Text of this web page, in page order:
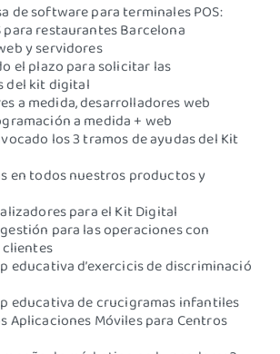
de software para terminales POS:
para restaurantes Barcelona
y servidores
el plazo para solicitar las
del kit digital
a medida, desarrolladores web
a medida + web
los 3 tramos de ayudas del Kit
en todos nuestros productos y
para el Kit Digital
para las operaciones con
educativa d’exercicis de discriminació
educativa de crucigramas infantiles
Aplicaciones Móviles para Centros